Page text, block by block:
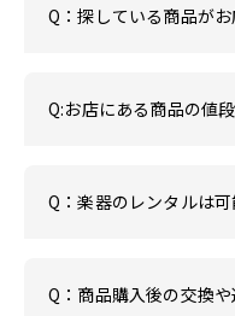
Q：探している商品が
Q:お店にある商品の値
Q：楽器のレンタルは
Q：商品購入後の交換